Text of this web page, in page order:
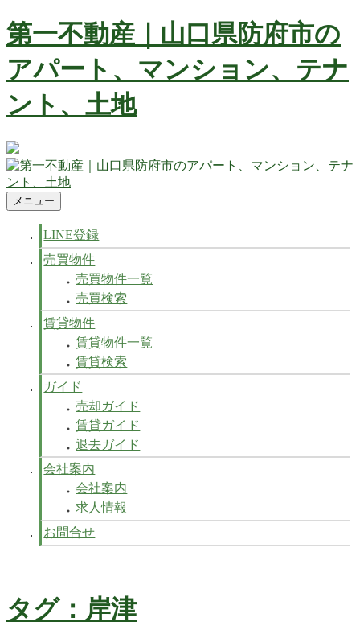
コ
ン
テ
ン
ツ
へ
キ
ッ
プ
第一不動産｜山口県防府市の
アパート、マンション、テナ
ント、土地
防府市の不動産 賃貸、マンション、アパート、テナントなど
不動産の事ならお任せ下さい
第一不動産｜山口県防府市のアパート、マンション、テナン
ト、土地
防府市の不動産 賃貸、マンション、アパート、テナントなど
不動産の事ならお任せ下さい
メニュー
LINE登録
売買物件
売買物件一覧
売買検索
賃貸物件
賃貸物件一覧
賃貸検索
ガイド
売却ガイド
賃貸ガイド
退去ガイド
会社案内
会社案内
求人情報
お問合せ
タグ：岸津